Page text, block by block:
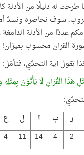
له دليلًا من الأدلة
سوف نحاصره
عددًا من الأدلة
القرآن محسوب بميزان!
تقول آية التحدّي، فتأمّل:
الْقُرْآنِ لَا يَأْتُوْنَ
ر ب ا ل ع
2
4
14
11
4